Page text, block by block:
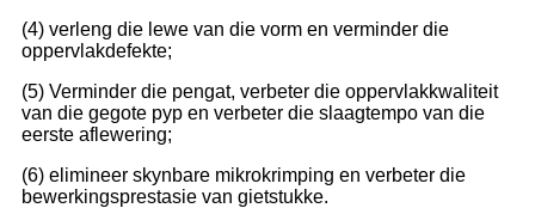
(4) verleng die lewe van die vorm en verminder die
oppervlakdefekte;
(5) Verminder die pengat, verbeter die oppervlakkwaliteit
van die gegote pyp en verbeter die slaagtempo van die
eerste aflewering;
(6) elimineer skynbare mikrokrimping en verbeter die
bewerkingsprestasie van gietstukke.